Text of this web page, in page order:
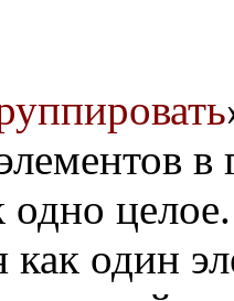
одно
как один